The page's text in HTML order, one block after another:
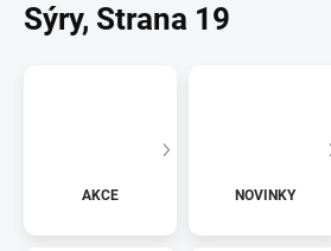
Sýry, Strana 19
AKCE NOVINKY